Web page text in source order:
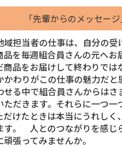
「先輩からのメッセージ
域担当者の仕事は、自分の受
品を毎週組合員さんの元へお
商品をお届けして終わりでは
かわりがこの仕事の魅力だと
せる中で組合員さんからはさ
ただきます。それらに一つ一
だけたときは本当にうれしく
す。 人とのつながりを感じ
頑張ってみませんか。